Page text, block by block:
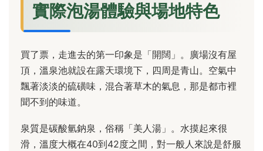
實際泡湯體驗與場地特色
買了票，走進去的第一印象是「開闊」。廣場沒有屋
頂，溫泉池就設在露天環境下，四周是青山。空氣中
飄著淡淡的硫磺味，混合著草木的氣息，那是都市裡
聞不到的味道。
泉質是碳酸氫鈉泉，俗稱「美人湯」。水摸起來很
滑，溫度大概在40到42度之間，對一般人來說是舒服